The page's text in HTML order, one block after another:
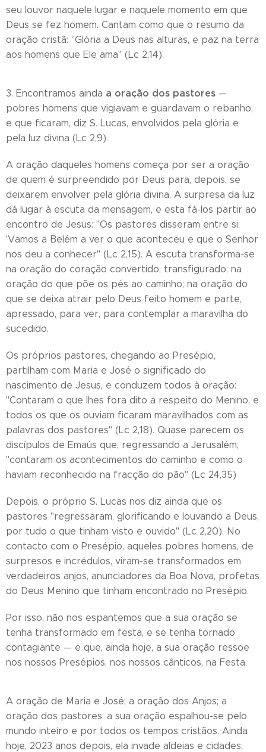
seu louvor naquele lugar e naquele momento em que
Deus se fez homem. Cantam como que o resumo da
oração cristã: "Glória a Deus nas alturas, e paz na terra
aos homens que Ele ama" (Lc 2,14).
3. Encontramos ainda a oração dos pastores —
pobres homens que vigiavam e guardavam o rebanho,
e que ficaram, diz S. Lucas, envolvidos pela glória e
pela luz divina (Lc 2,9).
A oração daqueles homens começa por ser a oração
de quem é surpreendido por Deus para, depois, se
deixarem envolver pela glória divina. A surpresa da luz
dá lugar à escuta da mensagem, e esta fá-los partir ao
encontro de Jesus: "Os pastores disseram entre si:
'Vamos a Belém a ver o que aconteceu e que o Senhor
nos deu a conhecer" (Lc 2,15). A escuta transforma-se
na oração do coração convertido, transfigurado; na
oração do que põe os pés ao caminho; na oração do
que se deixa atrair pelo Deus feito homem e parte,
apressado, para ver, para contemplar a maravilha do
sucedido.
Os próprios pastores, chegando ao Presépio,
partilham com Maria e José o significado do
nascimento de Jesus, e conduzem todos à oração:
"Contaram o que lhes fora dito a respeito do Menino, e
todos os que os ouviam ficaram maravilhados com as
palavras dos pastores" (Lc 2,18). Quase parecem os
discípulos de Emaús que, regressando a Jerusalém,
"contaram os acontecimentos do caminho e como o
haviam reconhecido na fracção do pão" (Lc 24,35)
Depois, o próprio S. Lucas nos diz ainda que os
pastores "regressaram, glorificando e louvando a Deus,
por tudo o que tinham visto e ouvido" (Lc 2,20). No
contacto com o Presépio, aqueles pobres homens, de
surpresos e incrédulos, viram-se transformados em
verdadeiros anjos, anunciadores da Boa Nova, profetas
do Deus Menino que tinham encontrado no Presépio.
Por isso, não nos espantemos que a sua oração se
tenha transformado em festa, e se tenha tornado
contagiante — e que, ainda hoje, a sua oração ressoe
nos nossos Presépios, nos nossos cânticos, na Festa.
A oração de Maria e José; a oração dos Anjos; a
oração dos pastores: a sua oração espalhou-se pelo
mundo inteiro e por todos os tempos cristãos. Ainda
hoje, 2023 anos depois, ela invade aldeias e cidades;